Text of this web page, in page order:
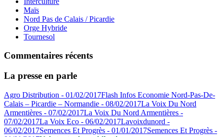
Maïs
Nord Pas de Calais / Picardie
Orge Hybride
Tournesol
Commentaires récents
La presse en parle
Agro Distribution - 01/02/2017Flash Infos Economie Nord-Pas-De-
Calais – Picardie – Normandie - 08/02/2017La Voix Du Nord
Armentières - 07/02/2017La Voix Du Nord Armentières -
07/02/2017La Voix Eco - 06/02/2017Lavoixdunord -
06/02/2017Semences Et Progrès - 01/01/2017Semences Et Progrès -